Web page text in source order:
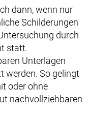
dann, wenn nur
Schilderungen
durch
statt.
Unterlagen
werden. So gelingt
oder ohne
nachvollziehbaren